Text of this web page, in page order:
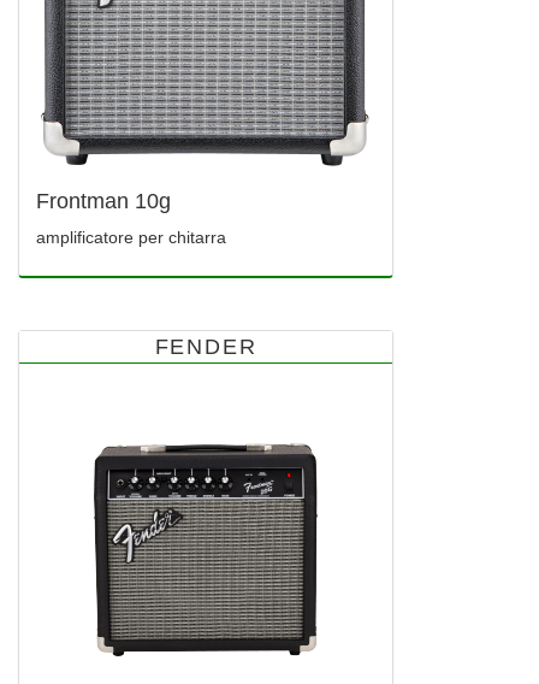
Frontman 10g
amplificatore per chitarra
FENDER